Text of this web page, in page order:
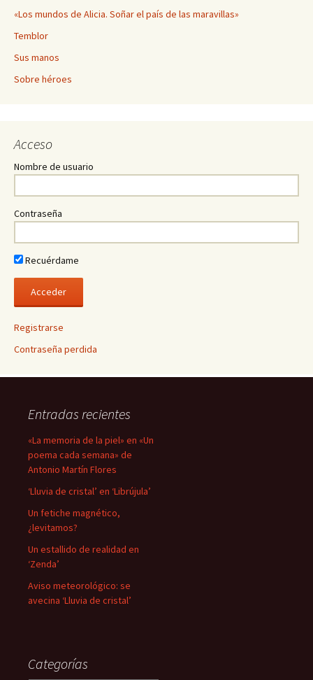
«Los mundos de Alicia. Soñar el país de las maravillas»
Temblor
Sus manos
Sobre héroes
Acceso
Nombre de usuario
Contraseña
Recuérdame
Registrarse
Contraseña perdida
Entradas recientes
«La memoria de la piel» en «Un
poema cada semana» de
Antonio Martín Flores
‘Lluvia de cristal’ en ‘Librújula’
Un fetiche magnético,
¿levitamos?
Un estallido de realidad en
‘Zenda’
Aviso meteorológico: se
avecina ‘Lluvia de cristal’
Categorías